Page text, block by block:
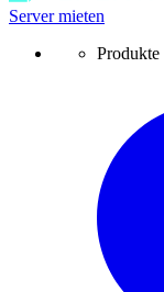
Server mieten
Produkte